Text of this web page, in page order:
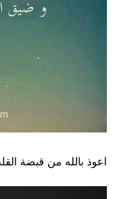
اعوذ بالله من قبضة